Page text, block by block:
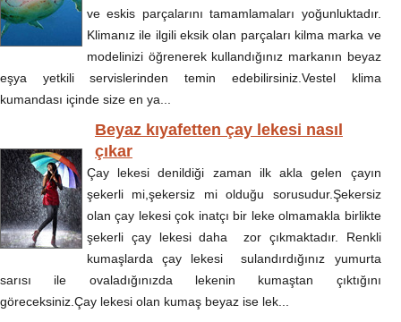
ve eskis parçalarını tamamlamaları yoğunluktadır.
Klimanız ile ilgili eksik olan parçaları kilma marka ve
modelinizi öğrenerek kullandığınız markanın beyaz
eşya yetkili servislerinden temin edebilirsiniz.Vestel klima
kumandası içinde size en ya...
Beyaz kıyafetten çay lekesi nasıl
çıkar
Çay lekesi denildiği zaman ilk akla gelen çayın
şekerli mi,şekersiz mi olduğu sorusudur.Şekersiz
olan çay lekesi çok inatçı bir leke olmamakla birlikte
şekerli çay lekesi daha zor çıkmaktadır. Renkli
kumaşlarda çay lekesi sulandırdığınız yumurta
sarısı ile ovaladığınızda lekenin kumaştan çıktığını
göreceksiniz.Çay lekesi olan kumaş beyaz ise lek...